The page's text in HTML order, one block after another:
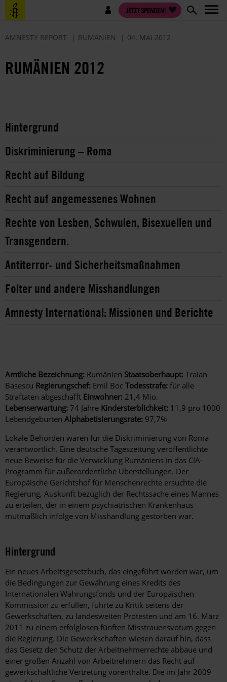
Direkt
zum
Benutzermenü JETZT SPENDEN!
AMNESTY REPORT RUMÄNIEN 04. MAI 2012
RUMÄNIEN 2012
Hintergrund
Diskriminierung – Roma
Recht auf Bildung
Recht auf angemessenes Wohnen
Rechte von Lesben, Schwulen, Bisexuellen und
Transgendern.
Antiterror- und Sicherheitsmaßnahmen
Folter und andere Misshandlungen
Amnesty International: Missionen und Berichte
Amtliche Bezeichnung: Rumänien Staatsoberhaupt: Traian
Basescu Regierungschef: Emil Boc Todesstrafe: für alle
Straftaten abgeschafft Einwohner: 21,4 Mio.
Lebenserwartung: 74 Jahre Kindersterblichkeit: 11,9 pro 1000
Lebendgeburten Alphabetisierungsrate: 97,7%
Lokale Behörden waren für die Diskriminierung von Roma
verantwortlich. Eine deutsche Tageszeitung veröffentlichte
neue Beweise für die Verwicklung Rumäniens in das CIA-
Programm für außerordentliche Überstellungen. Der
Europäische Gerichtshof für Menschenrechte ersuchte die
Regierung, Auskunft bezüglich der Rechtssache eines Mannes
zu erteilen, der in einem psychiatrischen Krankenhaus
mutmaßlich infolge von Misshandlung gestorben war.
Hintergrund
Ein neues Arbeitsgesetzbuch, das eingeführt worden war, um
die Bedingungen zur Gewährung eines Kredits des
Internationalen Währungsfonds und der Europäischen
Kommission zu erfüllen, führte zu Kritik seitens der
Gewerkschaften, zu landesweiten Protesten und am 16. März
2011 zu einem erfolglosen fünften Misstrauensvotum gegen
die Regierung. Die Gewerkschaften wiesen darauf hin, dass
das Gesetz den Schutz der Arbeitnehmerrechte abbaue und
einer großen Anzahl von Arbeitnehmern das Recht auf
gewerkschaftliche Vertretung vorenthalte. Die im Jahr 2009